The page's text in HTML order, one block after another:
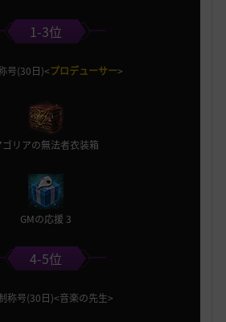
1-3位
号(30日)<プロデューサー>
ゴリアの無法者衣装箱
GMの応援 3
4-5位
称号(30日)<音楽の先生>